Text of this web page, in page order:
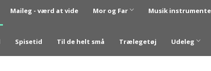
Maileg - værd at vide Mor og Far Musik
Spisetid Til de helt små Trælegetøj Udeleg